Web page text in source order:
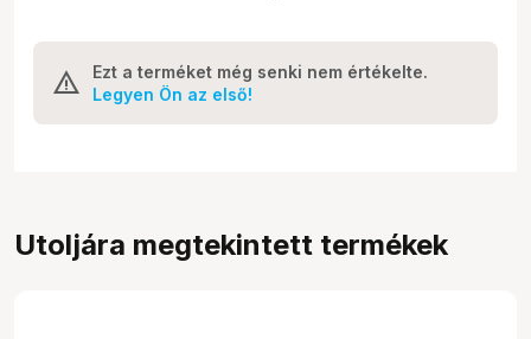
Ezt a terméket még senki nem értékelte.
Legyen Ön az első!
Utoljára megtekintett termékek